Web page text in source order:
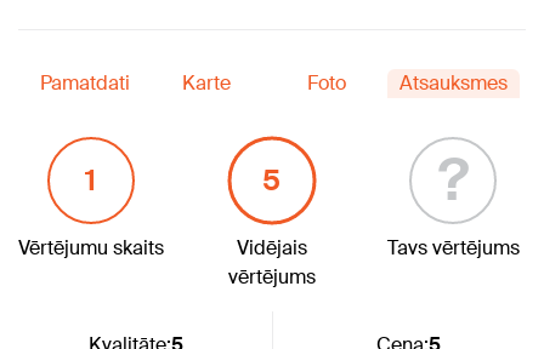
Pamatdati Karte Foto Atsauksmes
1
Vērtējumu skaits
5
Vidējais
vērtējums
?
Tavs vērtējums